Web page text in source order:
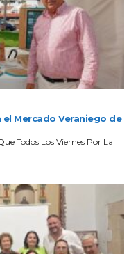
Mercado Veraniego de
Todos Los Viernes Por La